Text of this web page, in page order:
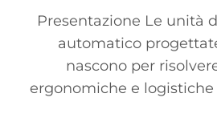
Presentazione Le unità
automatico
nascono per
ergonomiche e logistiche